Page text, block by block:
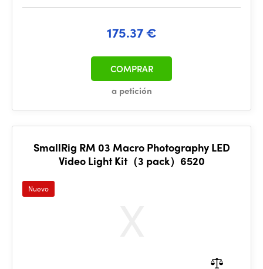
175.37 €
a petición
COMPRAR
SmallRig RM 03 Macro Photography LED
Video Light Kit（3 pack）6520
Nuevo